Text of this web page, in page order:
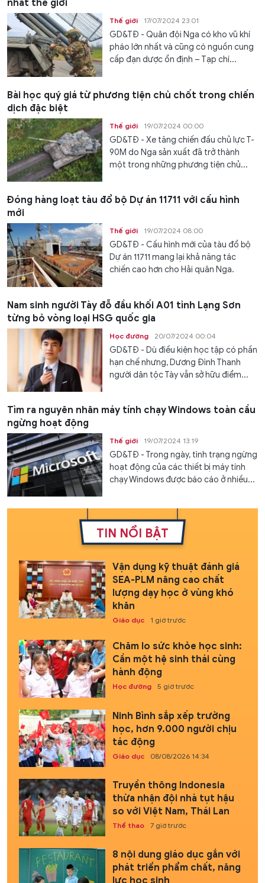
nhất thế giới
Thế giới 17/07/2024 23:01
GD&TĐ - Quân đội Nga có kho vũ khí
pháo lớn nhất và cũng có nguồn cung
cấp đạn dược ổn định – Tạp chí...
Bài học quý giá từ phương tiện chủ chốt trong chiến
dịch đặc biệt
Thế giới 19/07/2024 00:00
GD&TĐ - Xe tăng chiến đấu chủ lực T-
90M do Nga sản xuất đã trở thành
một trong những phương tiện chủ...
Đóng hàng loạt tàu đổ bộ Dự án 11711 với cấu hình
mới
Thế giới 19/07/2024 08:00
GD&TĐ - Cấu hình mới của tàu đổ bộ
Dự án 11711 mang lại khả năng tác
chiến cao hơn cho Hải quân Nga.
Nam sinh người Tày đỗ đầu khối A01 tỉnh Lạng Sơn
từng bỏ vòng loại HSG quốc gia
Học đường 20/07/2024 00:04
GD&TĐ - Dù điều kiện học tập có phần
hạn chế nhưng, Dương Đình Thanh
người dân tộc Tày vẫn sở hữu điểm...
Tìm ra nguyên nhân máy tính chạy Windows toàn cầu
ngừng hoạt động
Thế giới 19/07/2024 13:19
GD&TĐ - Trong ngày, tình trạng ngừng
hoạt động của các thiết bị máy tính
chạy Windows được báo cáo ở nhiều...
TIN NỔI BẬT
Vận dụng kỹ thuật đánh giá
SEA-PLM nâng cao chất
lượng dạy học ở vùng khó
khăn
Giáo dục 1 giờ trước
Chăm lo sức khỏe học sinh:
Cần một hệ sinh thái cùng
hành động
Học đường 5 giờ trước
Ninh Bình sắp xếp trường
học, hơn 9.000 người chịu
tác động
Giáo dục 08/08/2026 14:34
Truyền thông Indonesia
thừa nhận đội nhà tụt hậu
so với Việt Nam, Thái Lan
Thể thao 7 giờ trước
8 nội dung giáo dục gắn với
phát triển phẩm chất, năng